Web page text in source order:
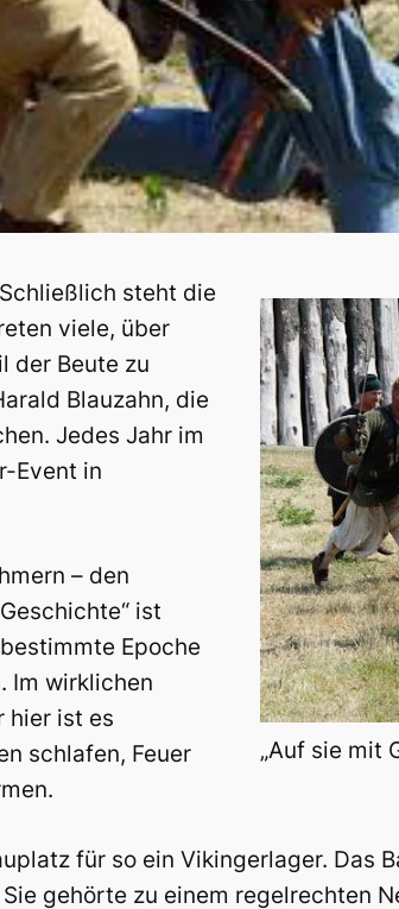
„Auf sie mit
steht die
viele, über
der Beute zu
Blauzahn, die
Jedes Jahr im
Event in
– den
ist
Epoche
Im wirklichen
hier ist es
schlafen, Feuer
für so ein Vikingerlager. Das
gehörte zu einem regelrechten